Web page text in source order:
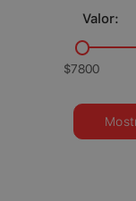
Valor:
$7800